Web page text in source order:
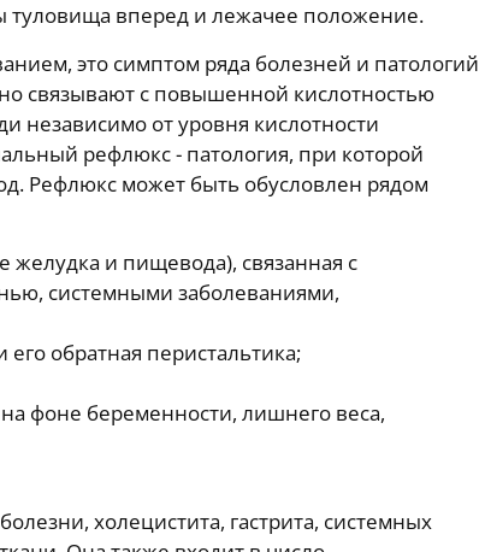
туловища вперед и лежачее положение.
это симптом ряда болезней и патологий
связывают с повышенной кислотностью
независимо от уровня кислотности
рефлюкс - патология, при которой
Рефлюкс может быть обусловлен рядом
желудка и пищевода), связанная с
системными заболеваниями,
обратная перистальтика;
фоне беременности, лишнего веса,
холецистита, гастрита, системных